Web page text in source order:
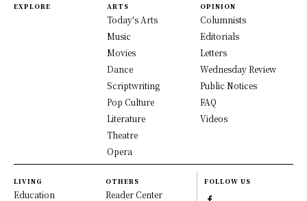
EXPLORE ARTS
Today's Arts
Music
Movies
Dance
Scriptwriting
Pop Culture
Literature
Theatre
Opera
OPINION
Columnists
Editorials
Letters
Wednesday Review
Public Notices
FAQ
Videos
LIVING
Education
OTHERS
Reader Center
FOLLOW US